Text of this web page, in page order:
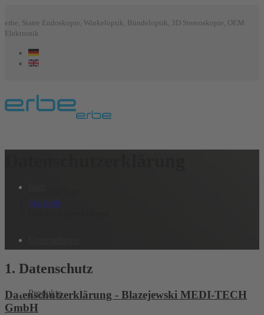
erbe, Starre Endoskopie, Winkeloptik, Bündeloptik, 3D Stereoskopie, OEM
Elektronik
Produkte
Startseite
1. Datenschutz
Datenschutzerklärung - Blazejewski MEDI-TECH
GmbH